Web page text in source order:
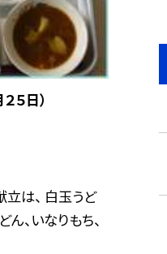
５日）
立は、 白玉うど
ん、いなりもち、